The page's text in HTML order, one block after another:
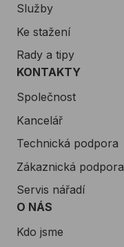
Služby
Ke stažení
Rady a tipy
KONTAKTY
Společnost
Kancelář
Technická podpora
Zákaznická podpora
Servis nářadí
O NÁS
Kdo jsme